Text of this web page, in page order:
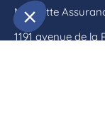
Mascotte
1191 avenue de la